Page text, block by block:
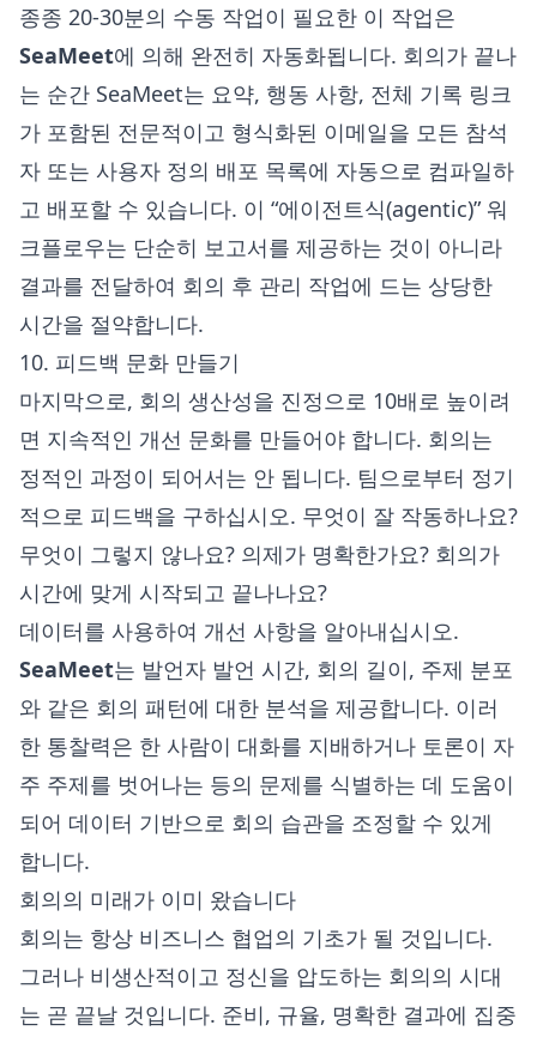
종종 20-30분의 수동 작업이 필요한 이 작업은
SeaMeet에 의해 완전히 자동화됩니다. 회의가 끝나
는 순간 SeaMeet는 요약, 행동 사항, 전체 기록 링크
가 포함된 전문적이고 형식화된 이메일을 모든 참석
자 또는 사용자 정의 배포 목록에 자동으로 컴파일하
고 배포할 수 있습니다. 이 “에이전트식(agentic)” 워
크플로우는 단순히 보고서를 제공하는 것이 아니라
결과를 전달하여 회의 후 관리 작업에 드는 상당한
시간을 절약합니다.
10. 피드백 문화 만들기
마지막으로, 회의 생산성을 진정으로 10배로 높이려
면 지속적인 개선 문화를 만들어야 합니다. 회의는
정적인 과정이 되어서는 안 됩니다. 팀으로부터 정기
적으로 피드백을 구하십시오. 무엇이 잘 작동하나요?
무엇이 그렇지 않나요? 의제가 명확한가요? 회의가
시간에 맞게 시작되고 끝나나요?
데이터를 사용하여 개선 사항을 알아내십시오.
SeaMeet는 발언자 발언 시간, 회의 길이, 주제 분포
와 같은 회의 패턴에 대한 분석을 제공합니다. 이러
한 통찰력은 한 사람이 대화를 지배하거나 토론이 자
주 주제를 벗어나는 등의 문제를 식별하는 데 도움이
되어 데이터 기반으로 회의 습관을 조정할 수 있게
합니다.
회의의 미래가 이미 왔습니다
회의는 항상 비즈니스 협업의 기초가 될 것입니다.
그러나 비생산적이고 정신을 압도하는 회의의 시대
는 곧 끝날 것입니다. 준비, 규율, 명확한 결과에 집중